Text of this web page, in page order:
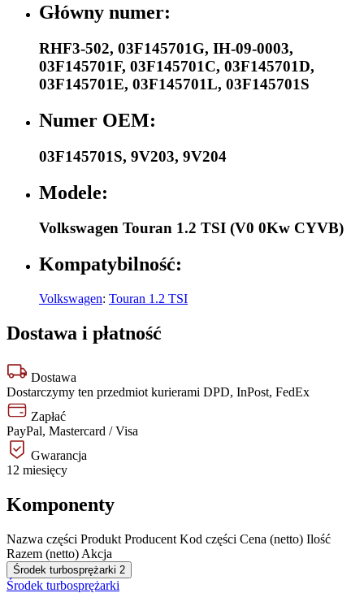
Główny numer:
RHF3-502, 03F145701G, IH-09-0003,
03F145701F, 03F145701C, 03F145701D,
03F145701E, 03F145701L, 03F145701S
Numer OEM:
03F145701S, 9V203, 9V204
Modele:
Volkswagen Touran 1.2 TSI (V0 0Kw CYVB)
Kompatybilność:
Volkswagen: Touran 1.2 TSI
Dostawa i płatność
Dostawa
Dostarczymy ten przedmiot kurierami DPD, InPost, FedEx
Zapłać
PayPal, Mastercard / Visa
Gwarancja
12 miesięcy
Komponenty
Nazwa części Produkt Producent Kod części Cena (netto) Ilość
Razem (netto) Akcja
Środek turbosprężarki 2
Środek turbosprężarki